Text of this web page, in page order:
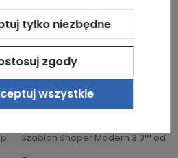
Szablon Shoper Modern 3.0™od
tylko niezbędne
zgody
wszystkie